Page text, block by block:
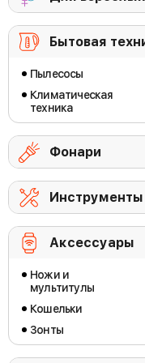
Бытовая
Пылесосы
Климатическая
техника
Фонари
Инструменты
Аксессуары
Ножи и
мультитулы
Кошельки
Зонты